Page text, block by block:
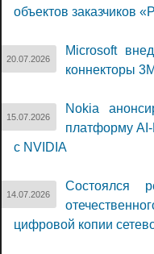
объектов заказчиков
20.07.2026
Microsoft
коннекторы
15.07.2026
Nokia
платформу
с NVIDIA
14.07.2026
Состоялся
цифровой копии